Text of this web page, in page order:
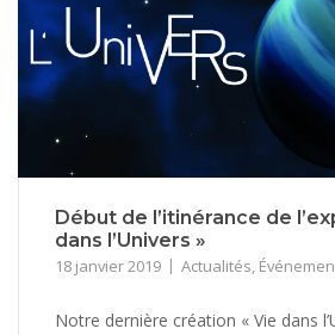
Début de l’itinérance de
dans l’Univers »
18 janvier 2019 Actualités,
Notre dernière création « Vie dans